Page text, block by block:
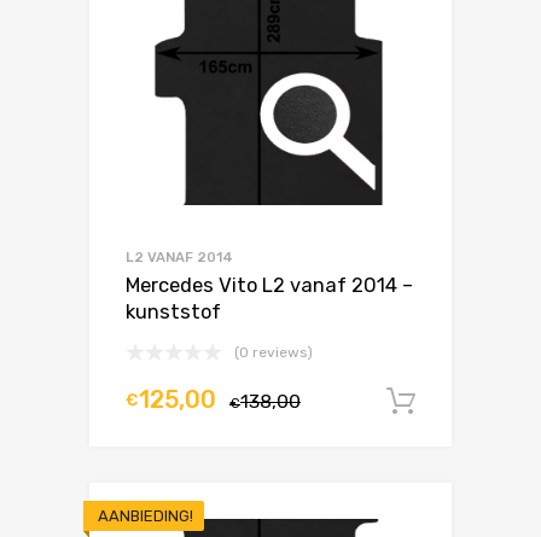
L2 VANAF 2014
Mercedes Vito L2 vanaf 2014 –
kunststof
(0 reviews)
€138,00
€125,00
AANBIEDING!